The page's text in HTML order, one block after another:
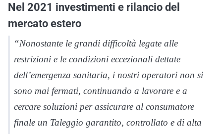
Nel 2021 investimenti e rilancio del
mercato estero
“Nonostante le grandi difficoltà legate alle
restrizioni e le condizioni eccezionali dettate
dell’emergenza sanitaria, i nostri operatori non si
sono mai fermati, continuando a lavorare e a
cercare soluzioni per assicurare al consumatore
finale un Taleggio garantito, controllato e di alta